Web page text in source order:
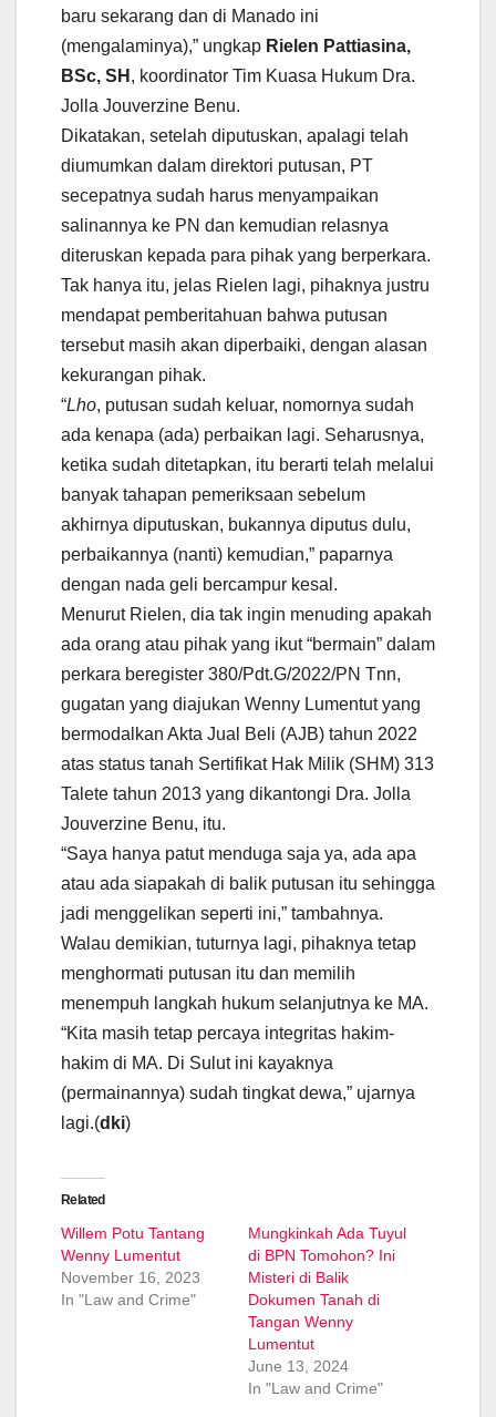
baru sekarang dan di Manado ini
(mengalaminya),” ungkap Rielen Pattiasina,
BSc, SH , koordinator Tim Kuasa Hukum Dra.
Jolla Jouverzine Benu.
Dikatakan, setelah diputuskan, apalagi telah
diumumkan dalam direktori putusan, PT
secepatnya sudah harus menyampaikan
salinannya ke PN dan kemudian relasnya
diteruskan kepada para pihak yang berperkara.
Tak hanya itu, jelas Rielen lagi, pihaknya justru
mendapat pemberitahuan bahwa putusan
tersebut masih akan diperbaiki, dengan alasan
kekurangan pihak.
“Lho, putusan sudah keluar, nomornya sudah
ada kenapa (ada) perbaikan lagi. Seharusnya,
ketika sudah ditetapkan, itu berarti telah melalui
banyak tahapan pemeriksaan sebelum
akhirnya diputuskan, bukannya diputus dulu,
perbaikannya (nanti) kemudian,” paparnya
dengan nada geli bercampur kesal.
Menurut Rielen, dia tak ingin menuding apakah
ada orang atau pihak yang ikut “bermain” dalam
perkara beregister 380/Pdt.G/2022/PN Tnn,
gugatan yang diajukan Wenny Lumentut yang
bermodalkan Akta Jual Beli (AJB) tahun 2022
atas status tanah Sertifikat Hak Milik (SHM) 313
Talete tahun 2013 yang dikantongi Dra. Jolla
Jouverzine Benu, itu.
“Saya hanya patut menduga saja ya, ada apa
atau ada siapakah di balik putusan itu sehingga
jadi menggelikan seperti ini,” tambahnya.
Walau demikian, tuturnya lagi, pihaknya tetap
menghormati putusan itu dan memilih
menempuh langkah hukum selanjutnya ke MA.
“Kita masih tetap percaya integritas hakim-
hakim di MA. Di Sulut ini kayaknya
(permainannya) sudah tingkat dewa,” ujarnya
lagi.(dki)
Related
Willem Potu Tantang
Wenny Lumentut
November 16, 2023
In "Law and Crime"
Mungkinkah Ada Tuyul
di BPN Tomohon? Ini
Misteri di Balik
Dokumen Tanah di
Tangan Wenny
Lumentut
June 13, 2024
In "Law and Crime"